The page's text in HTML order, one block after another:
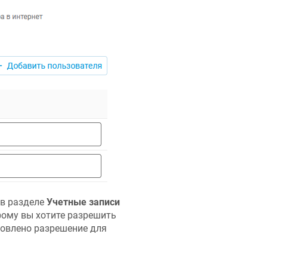
разделе Учетные записи
вы хотите разрешить
разрешение для